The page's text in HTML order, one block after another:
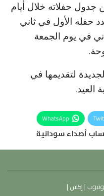
حفلاته خلال أيام
حفله الأول في ثاني
في يوم الجمعة
لتقديمها في
العيد.
WhatsApp
أصداء سودانية
|إكس |